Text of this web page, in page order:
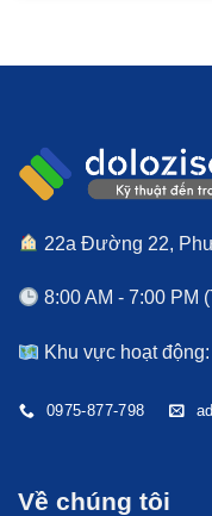
22a Đường 22,
8:00 AM - 7:00 PM
Khu vực hoạt
0975-877-798
Về chúng tôi